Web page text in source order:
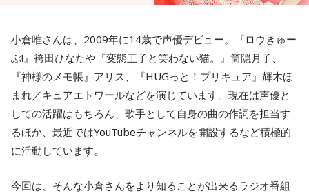
小倉唯さんは、2009年に14歳で声優デビュー。『ロウきゅー
ぶ!』袴田ひなたや『変態王子と笑わない猫。』筒隠月子、
『神様のメモ帳』アリス、『HUGっと！プリキュア』輝木ほ
まれ／キュアエトワールなどを演じています。現在は声優と
しての活躍はもちろん、歌手として自身の曲の作詞を担当す
るほか、最近ではYouTubeチャンネルを開設するなど積極的
に活動しています。
今回は、そんな小倉さんをより知ることが出来るラジオ番組